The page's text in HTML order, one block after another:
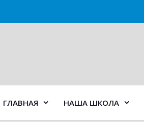
ГЛАВНАЯ НАША ШКОЛА